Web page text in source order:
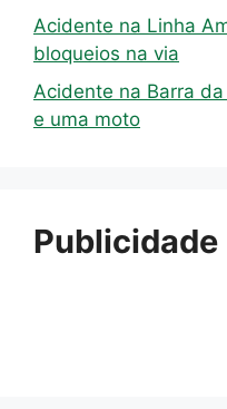
Acidente na Linha
bloqueios na via
Acidente na Barra
e uma moto
Publicidade